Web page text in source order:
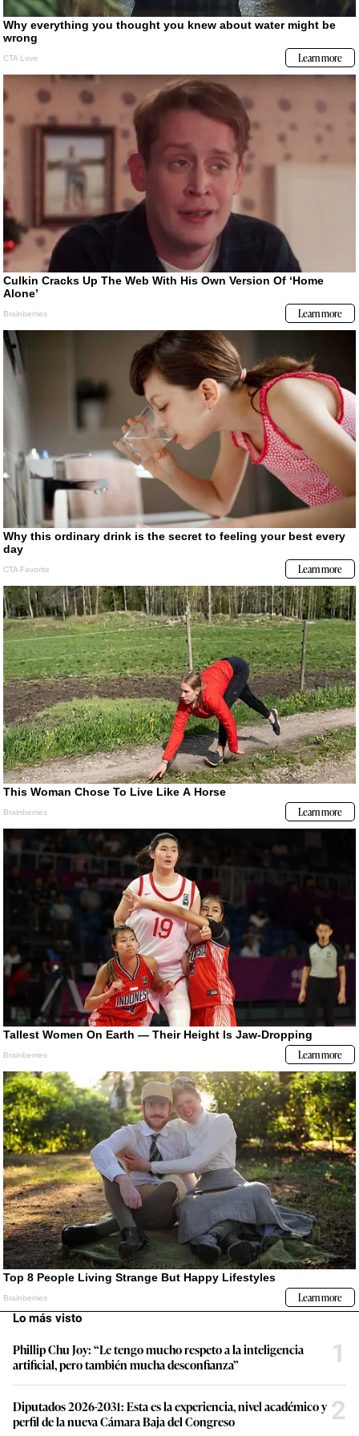
Lo más visto
Phillip Chu Joy: “Le tengo mucho respeto a la inteligencia
artificial, pero también mucha desconfianza”
1
Diputados 2026-2031: Esta es la experiencia, nivel académico y
perfil de la nueva Cámara Baja del Congreso
2